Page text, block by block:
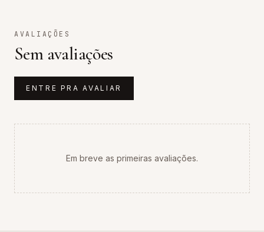
AVALIAÇÕES
Sem avaliações
ENTRE PRA AVALIAR
Em breve as primeiras avaliações.